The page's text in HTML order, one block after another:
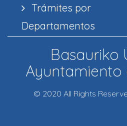
Trámites por
Departamentos
Basauriko
Ayuntamiento
© 2020 All Rights